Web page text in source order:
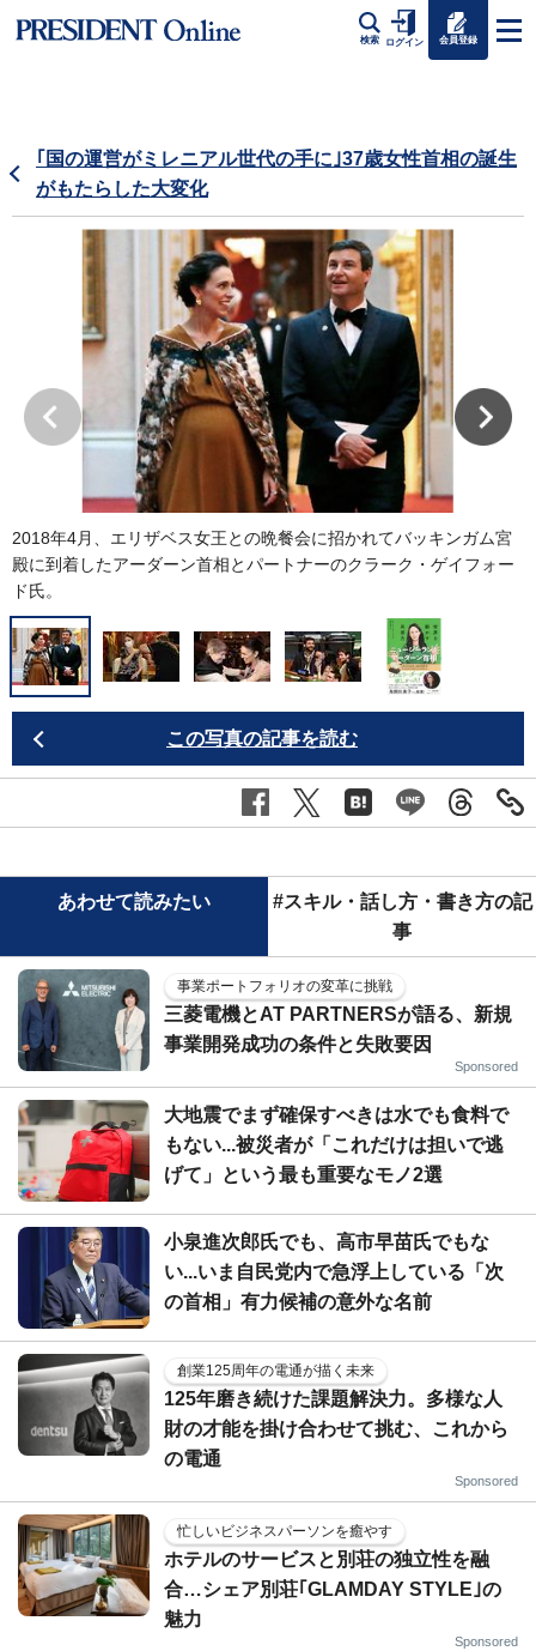
検索 ログイン 会員登録
｢国の運営がミレニアル世代の手に｣37歳女性首相の誕生
がもたらした大変化
2018年4月、エリザベス女王との晩餐会に招かれてバッキンガム宮
殿に到着したアーダーン首相とパートナーのクラーク・ゲイフォー
ド氏。
この写真の記事を読む
あわせて読みたい
#スキル・話し方・書き方の記
事
事業ポートフォリオの変革に挑戦
三菱電機とAT PARTNERSが語る、新規
事業開発成功の条件と失敗要因
Sponsored
大地震でまず確保すべきは水でも食料で
もない...被災者が「これだけは担いで逃
げて」という最も重要なモノ2選
小泉進次郎氏でも、高市早苗氏でもな
い...いま自民党内で急浮上している「次
の首相」有力候補の意外な名前
創業125周年の電通が描く未来
125年磨き続けた課題解決力。多様な人
財の才能を掛け合わせて挑む、これから
の電通
Sponsored
忙しいビジネスパーソンを癒やす
ホテルのサービスと別荘の独立性を融
合…シェア別荘｢GLAMDAY STYLE｣の
魅力
Sponsored